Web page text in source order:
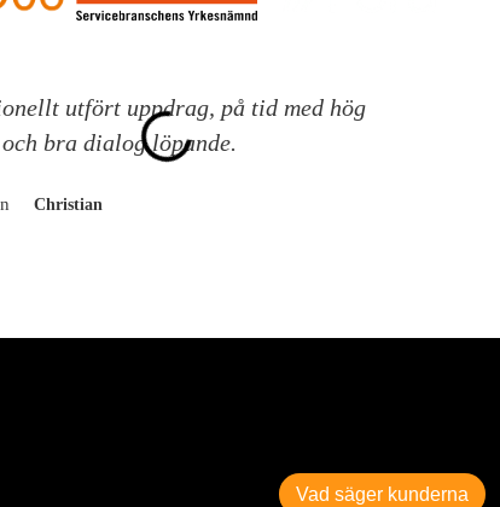
utfört uppdrag, på tid med hög
bra dialog löpande.
Christian
Vad säger kunderna